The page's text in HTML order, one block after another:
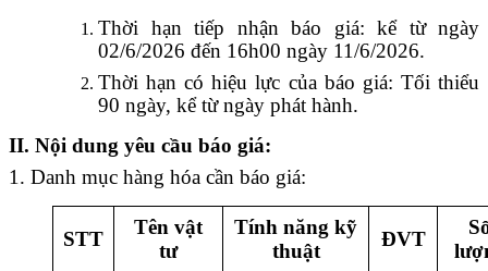
Thời hạn tiếp nhận báo giá: kể từ ngày
02/6/2026 đến 16h00 ngày 11/6/2026.
Thời hạn có hiệu lực của báo giá: Tối thiểu
90 ngày, kể từ ngày phát hành.
II. Nội dung yêu cầu báo giá:
1. Danh mục hàng hóa cần báo giá:
STT
Tên vật
tư
Tính năng kỹ
thuật
ĐVT